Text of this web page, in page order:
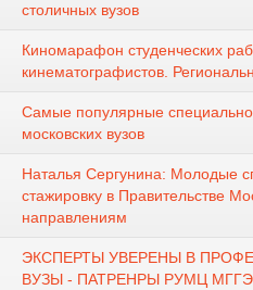
столичных вузов
Киномарафон студенческих
кинематографистов.
Самые популярные
московских вузов
Наталья Сергунина: Молодые
стажировку в Правительстве
направлениям
ЭКСПЕРТЫ УВЕРЕНЫ В
ВУЗЫ - ПАТРЕНРЫ РУМЦ